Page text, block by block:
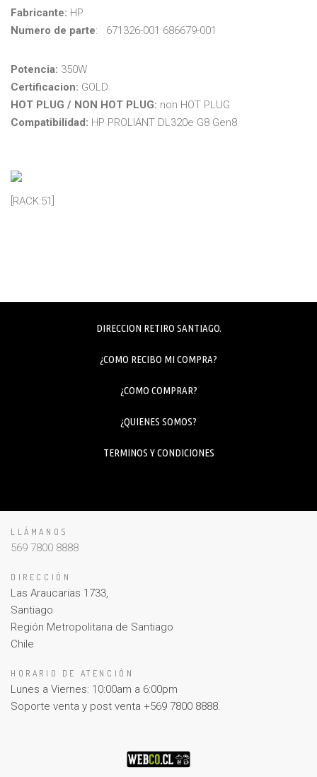
Fabricante: HP
Numero de parte: 671326-001 686679-001
Potencia: 350W
Certificacion: GOLD
HOT PLUG / NON HOT PLUG: non HOT PLUG
Compatibilidad: HP PROLIANT DL320e G8 Gen8
[RACK:51]
DIRECCION RETIRO SANTIAGO.
¿COMO RECIBO MI COMPRA?
¿COMO COMPRAR?
¿QUIENES SOMOS?
TERMINOS Y CONDICIONES
LLÁMANOS
569 7800 8888
DIRECCIÓN
Las Araucarias 1733,
Santiago
Región Metropolitana de Santiago
Chile
HORARIO DE ATENCIÓN
Lunes a Viernes: 10:00am a 6:00pm
Soporte venta y post venta +569 7800 8888.